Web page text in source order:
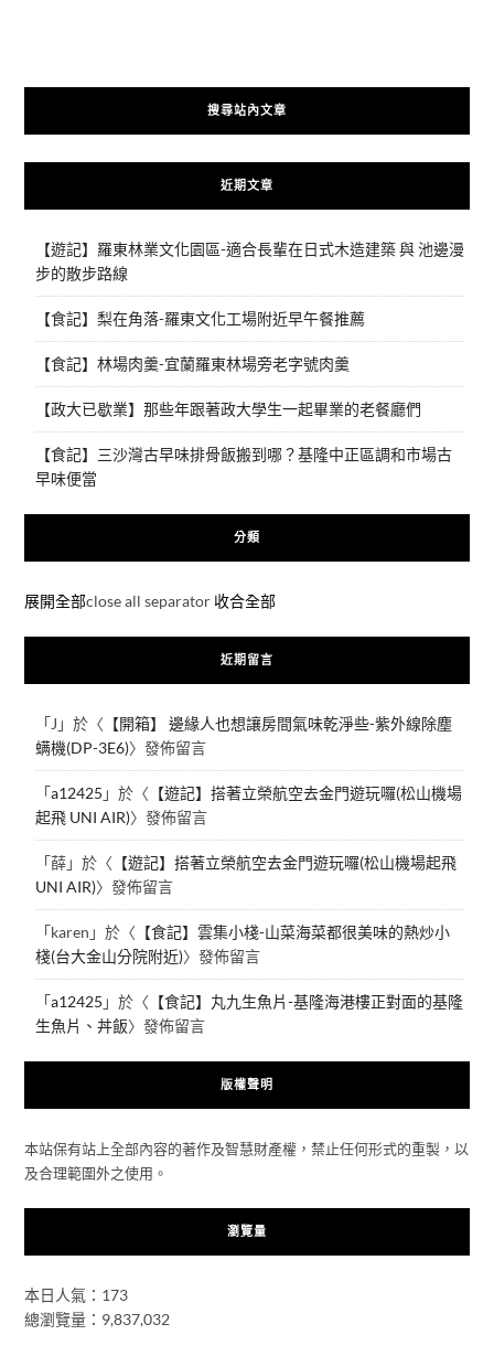
搜尋站內文章
近期文章
【遊記】羅東林業文化園區-適合長輩在日式木造建築 與 池邊漫
步的散步路線
【食記】梨在角落-羅東文化工場附近早午餐推薦
【食記】林場肉羹-宜蘭羅東林場旁老字號肉羹
【政大已歇業】那些年跟著政大學生一起畢業的老餐廳們
【食記】三沙灣古早味排骨飯搬到哪？基隆中正區調和市場古
早味便當
分類
展開全部close all separator 收合全部
近期留言
「J 」於〈 【開箱】 邊緣人也想讓房間氣味乾淨些-紫外線除塵
螨機(DP-3E6)〉發佈留言
「a12425 」於〈 【遊記】搭著立榮航空去金門遊玩囉(松山機場
起飛 UNI AIR)〉發佈留言
「薛」於〈 【遊記】搭著立榮航空去金門遊玩囉(松山機場起飛
UNI AIR)〉發佈留言
「karen 」於〈 【食記】雲集小棧-山菜海菜都很美味的熱炒小
棧(台大金山分院附近)〉發佈留言
「a12425 」於〈 【食記】丸九生魚片-基隆海港樓正對面的基隆
生魚片、丼飯〉發佈留言
版權聲明
本站保有站上全部內容的著作及智慧財產權，禁止任何形式的重製，以
及合理範圍外之使用。
瀏覽量
本日人氣：173
總瀏覽量：9,837,032